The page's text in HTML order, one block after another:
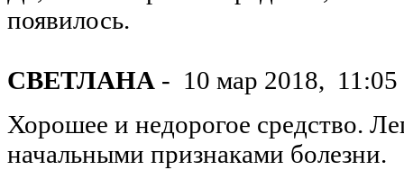
появилось.
СВЕТЛАНА - 10 мар 2018, 11:05
Хорошее и недорогое средство.
начальными признаками болезни.